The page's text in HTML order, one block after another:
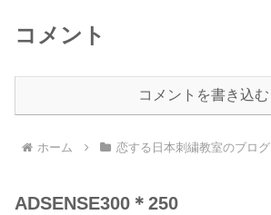
コメント
コメントを書き込む
ホーム 恋する日本刺繍教室のブログ
ADSENSE300＊250